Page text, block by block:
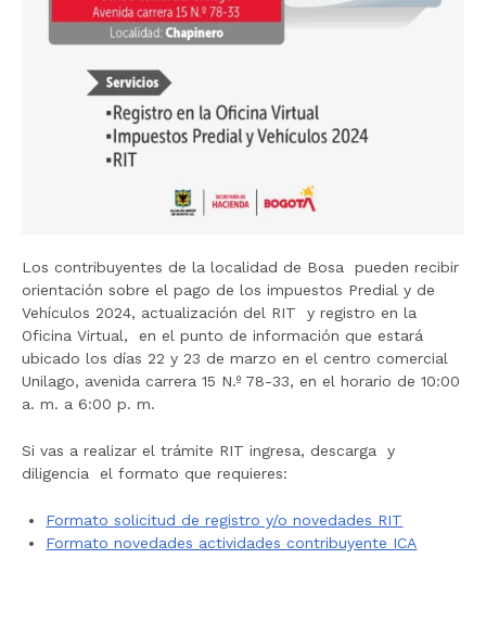
Los contribuyentes de la localidad de Bosa pueden recibir
orientación sobre el pago de los impuestos Predial y de
Vehículos 2024, actualización del RIT y registro en la
Oficina Virtual, en el punto de información que estará
ubicado los días 22 y 23 de marzo en el centro comercial
Unilago, avenida carrera 15 N.º 78-33, en el horario de 10:00
a. m. a 6:00 p. m.
Si vas a realizar el trámite RIT ingresa, descarga y
diligencia el formato que requieres:
Formato solicitud de registro y/o novedades RIT
Formato novedades actividades contribuyente ICA